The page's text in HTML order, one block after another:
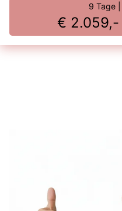
9 Tage
€ 2.059,-